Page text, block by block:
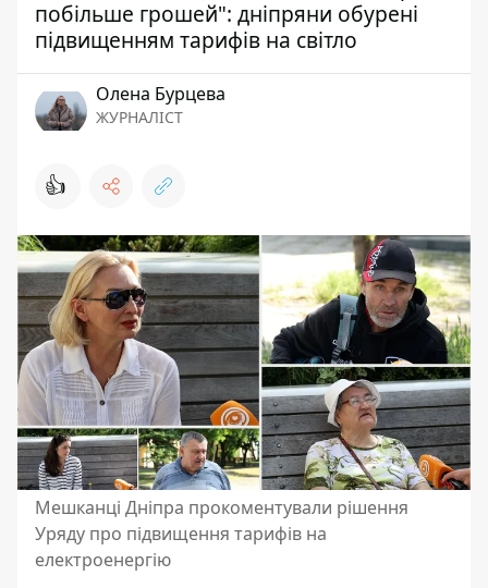
побільше грошей": дніпряни обурені
підвищенням тарифів на світло
Олена Бурцева
ЖУРНАЛІСТ
👍
Мешканці Дніпра прокоментували рішення
Уряду про підвищення тарифів на
електроенергію